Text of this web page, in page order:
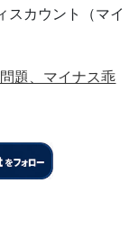
スカウント（マイ
題、マイナス乖